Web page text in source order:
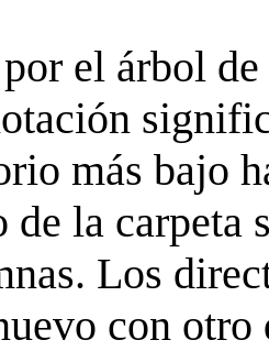
el árbol
más bajo
la carpeta
Los
con